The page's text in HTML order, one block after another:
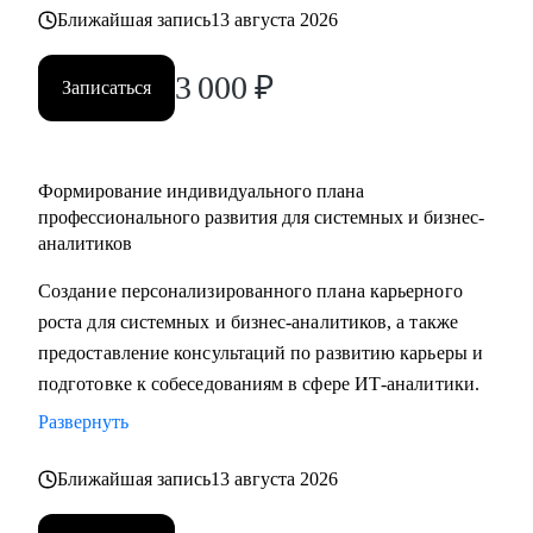
выбрать направление (СА/БА), требования рынка, как
строить карьеру в продукте/проекте/корпорации и какие
есть траектории развития
senior, lead)
• Бизнес‑аналитикам (в том числе тем, кто хочет усилить
• Senior/lead‑уровню: позиционирование, подготовка к
сложным интервью, переход в управление, расширение
зоны ответственности
• Начинающим и переходящим из смежных ролей
(например, техническим писателям и др.) - если ваша цель
понимание требований рынка
Ближайшая запись13 августа 2026
Записаться 3 000 ₽
Формирование индивидуального плана
профессионального развития для системных и бизнес-
аналитиков
Создание персонализированного плана карьерного
роста для системных и бизнес-аналитиков, а также
предоставление консультаций по развитию карьеры и
подготовке к собеседованиям в сфере ИТ-аналитики.
Развернуть
Ближайшая запись13 августа 2026